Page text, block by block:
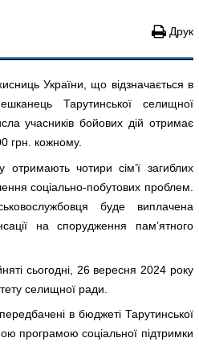
Друк
України, що відзначається в
Тарутинської селищної
учасників бойових дій отримає
грн. кожному.
отримають чотири сім’ї загиблих
соціально-побутових проблем.
буде виплачена
на спорудження пам’ятного
сьогодні, 26 вересня 2024 року
селищної ради.
в бюджеті Тарутинської
програмою соціальної підтримки